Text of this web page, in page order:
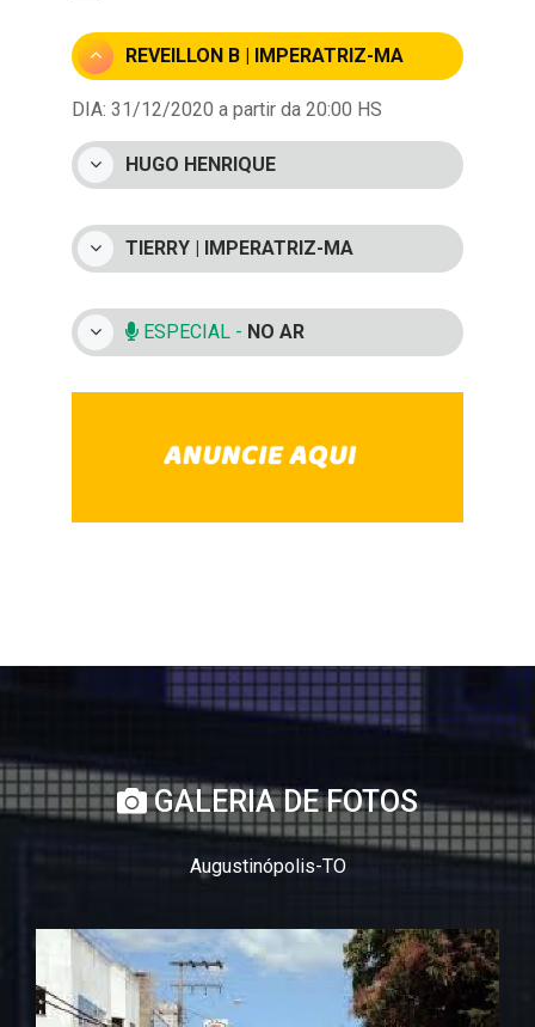
REVEILLON B | IMPERATRIZ-MA
DIA: 31/12/2020 a partir da 20:00 HS
HUGO HENRIQUE
TIERRY | IMPERATRIZ-MA
ESPECIAL - NO AR
GALERIA DE FOTOS
Augustinópolis-TO